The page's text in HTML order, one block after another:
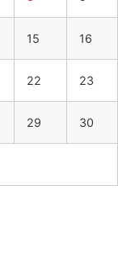
15 16
22 23
29 30